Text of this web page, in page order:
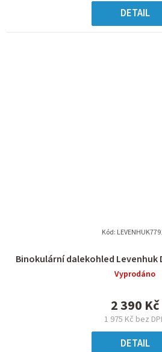
DETAIL
Binokulární dalekohled Levenhuk
Vyprodáno
1 975 Kč bez
2 390 Kč
DETAIL
Kód: